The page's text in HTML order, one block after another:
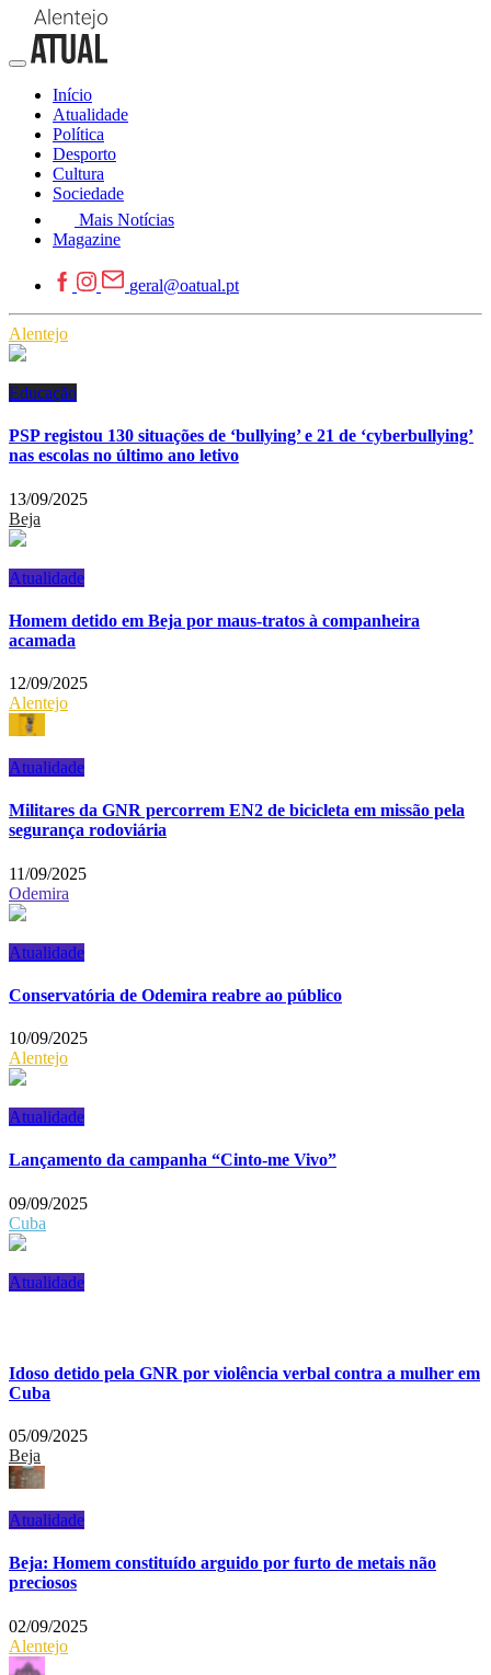
Início
Atualidade
Política
Desporto
Cultura
Sociedade
Mais Notícias
Magazine
geral@oatual.pt
Alentejo
Educação
PSP registou 130 situações de ‘bullying’ e 21 de ‘cyberbullying’
nas escolas no último ano letivo
13/09/2025
Beja
Atualidade
Homem detido em Beja por maus-tratos à companheira
acamada
12/09/2025
Alentejo
Atualidade
Militares da GNR percorrem EN2 de bicicleta em missão pela
segurança rodoviária
11/09/2025
Odemira
Atualidade
Conservatória de Odemira reabre ao público
10/09/2025
Alentejo
Atualidade
Lançamento da campanha “Cinto-me Vivo”
09/09/2025
Cuba
Atualidade
Idoso detido pela GNR por violência verbal contra a mulher em
Cuba
05/09/2025
Beja
Atualidade
Beja: Homem constituído arguido por furto de metais não
preciosos
02/09/2025
Alentejo